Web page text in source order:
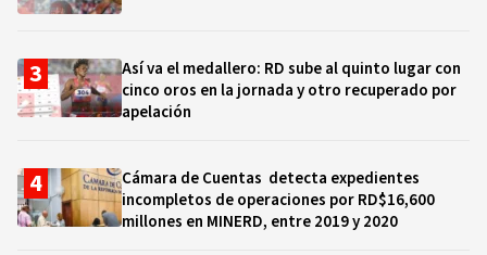
Así va el medallero: RD sube al quinto lugar con
cinco oros en la jornada y otro recuperado por
apelación
Cámara de Cuentas detecta expedientes
incompletos de operaciones por RD$16,600
millones en MINERD, entre 2019 y 2020